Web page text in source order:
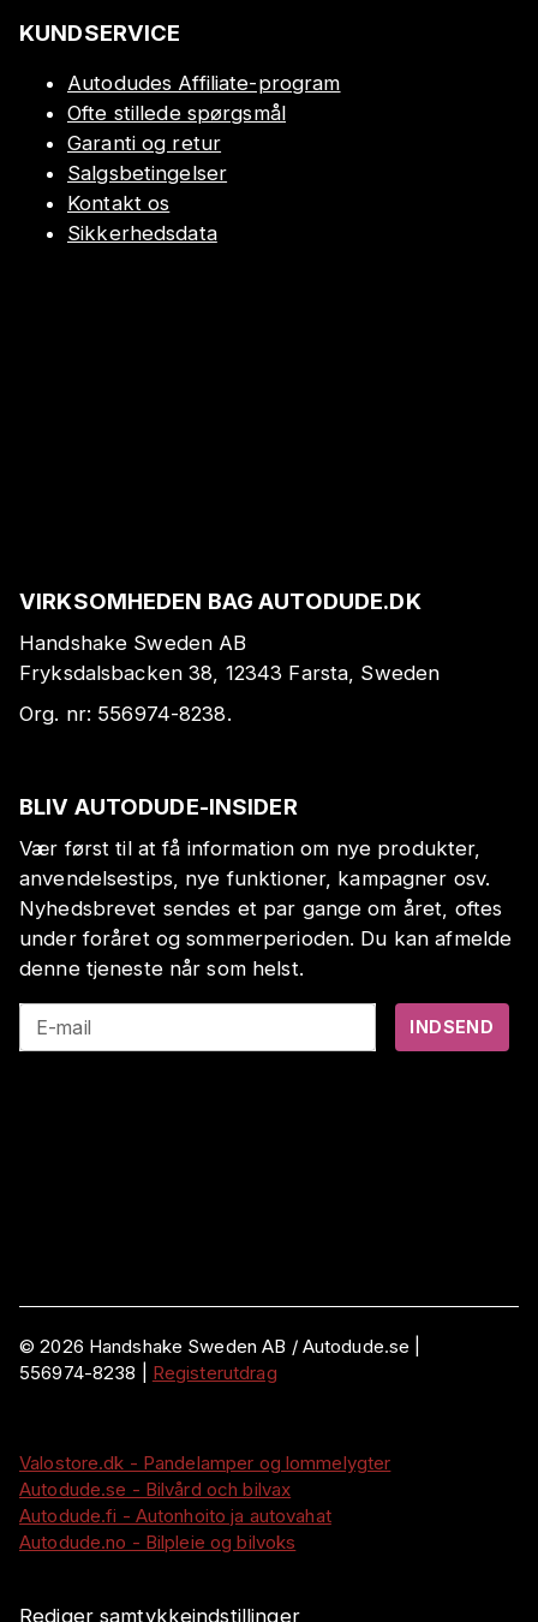
KUNDSERVICE
Autodudes Affiliate-program
Ofte stillede spørgsmål
Garanti og retur
Salgsbetingelser
Kontakt os
Sikkerhedsdata
VIRKSOMHEDEN BAG AUTODUDE.DK
Handshake Sweden AB
Fryksdalsbacken 38, 12343 Farsta, Sweden
Org. nr: 556974-8238.
BLIV AUTODUDE-INSIDER
Vær først til at få information om nye produkter,
anvendelsestips, nye funktioner, kampagner osv.
Nyhedsbrevet sendes et par gange om året, oftes
under foråret og sommerperioden. Du kan afmelde
denne tjeneste når som helst.
E-mail INDSEND
©2026 Handshake Sweden AB / Autodude.se |
556974-8238
Registerutdrag
Valostore.dk - Pandelamper og lommelygter
Autodude.se - Bilvård och bilvax
Autodude.fi - Autonhoito ja autovahat
Autodude.no - Bilpleie og bilvoks
Rediger samtykkeindstillinger